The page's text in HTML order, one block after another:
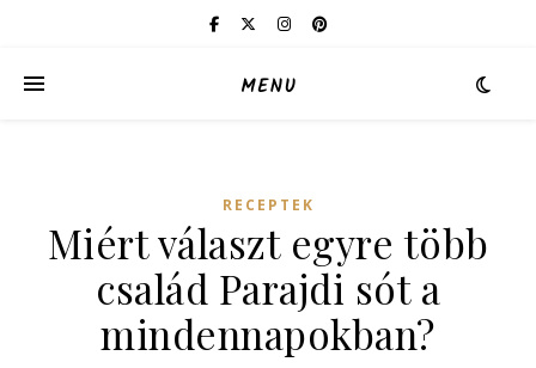
MENU
RECEPTEK
Miért választ egyre több
család Parajdi sót a
mindennapokban?